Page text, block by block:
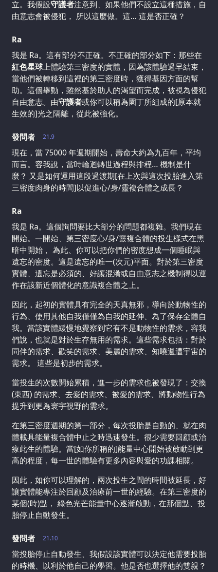
立。我假設守護者注意到、如果他們不設立這種措施，自
由意志會被侵犯， 所以這麼做。這… 這是否正確？
Ra
我是 Ra。這有部分不正確。不正確的部分如下：那些在
紅色星球上體驗第三密度的實體，因為該體驗過早結束，
當他們被轉移到這裡的第三密度時，獲得基因方面的幫
助。這個舉動，雖然基於助人的渴望而完成，被視為侵犯
自由意志。由守護者或你可以稱為園丁所組成的[原本就
生效的]光之隔離，從此被強化。
21.9
發問者
現在，當 75000 年週期開始，壽命大約為九百年，平均
而言。容我說，當時輪迴轉世過程與排程… 機制是什
麼？ 又是如何運用這段過渡期[在上次與這次投胎進入第
三密度肉身的時間]以促進心/身/靈複合體之成長？
Ra
我是 Ra。這個詢問要比大部分的問題都複雜。我們現在
開始。一開始、第三密度心/身/靈複合體的投生樣式在黑
暗中開始， 為此、你可以把你們的密度想成一個睡眠與
遺忘的密度。這是遺忘的唯一(次元)平面。對於第三密度
實體、遺忘是必須的、好讓混淆或自由意志之機制得以運
作在該新近個體化的意識複合體之上。
因此，起初的實體具有完全的天真無邪，導向於動物性的
行為、使用其他自我僅僅為自我的延伸、為了保存全體自
我。當該實體緩慢地覺察到它有不是動物性的需求，容我
們說，也就是對於生存無用的需求。這些需求包括：對於
同伴的需求、歡笑的需求、美麗的需求、知曉週遭宇宙的
需求。 這些是初步的需求。
當投生的次數開始累積，進一步的需求也被發現了：交換
(東西) 的需求、去愛的需求、被愛的需求、將動物性行為
提升到更為寰宇視野的需求。
在第三密度週期的第一部分，每次投胎是自動的、就在肉
體載具能量複合體中止之時迅速發生。很少需要回顧或治
療此生的體驗。當[如你所稱的]能量中心開始被啟動到更
高的程度，每一世的體驗有更多內容與愛的功課相關。
因此，如你可以理解的，兩次投生之間的時間被延長，好
讓實體能專注於回顧及治療前一世的經驗。在第三密度的
某個(時)點， 綠色光芒能量中心逐漸啟動，在那個點、投
胎停止自動發生。
21.10
發問者
當投胎停止自動發生、我假設該實體可以決定他需要投胎
的時機、以利於他自己的學習。他是否也選擇他的雙親？